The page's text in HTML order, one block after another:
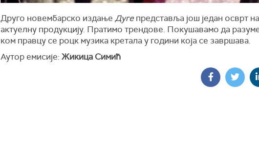
Друго новембарско издање Дугепредставља још један осврт на
актуелну продукцију. Пратимо трендове. Покушавамо да
ком правцу се роцк музика кретала у години која се завршава.
Аутор емисије: Жикица Симић